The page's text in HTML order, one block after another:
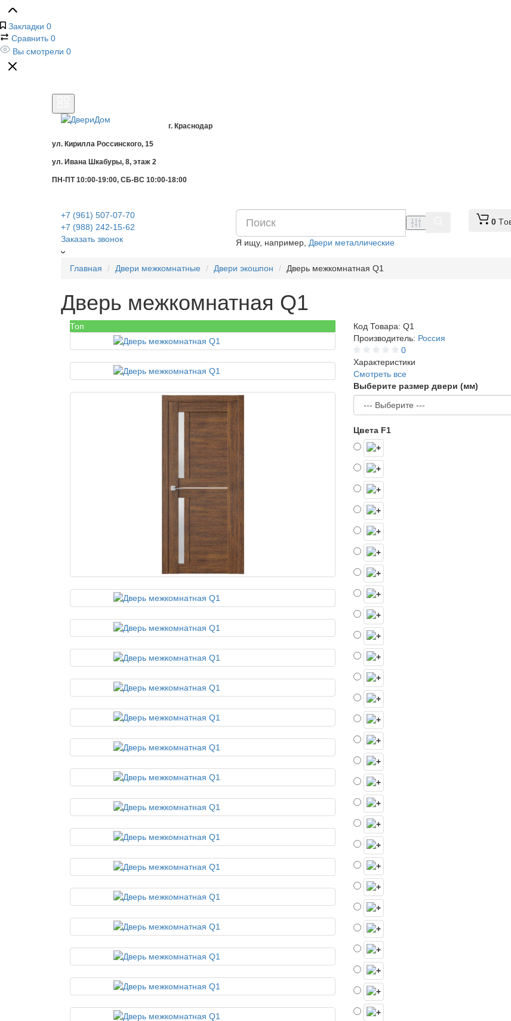
Закладки 0
Сравнить 0
Вы смотрели 0
г. Краснодар
ул. Кирилла Россинского, 15
ул. Ивана Шкабуры, 8, этаж 2
ПН-ПТ 10:00-19:00, СБ-ВС 10:00-18:00
+7 (961) 507-07-70
+7 (988) 242-15-62
Заказать звонок
Я ищу, например, Двери металлические
0
Главная Двери межкомнатные Двери экошпон Дверь межкомнатная Q1
Дверь межкомнатная Q1
Топ Код Товара: Q1
Производитель: Россия
0
Характеристики
Смотреть все
Выберите размер двери (мм)
Цвета F1